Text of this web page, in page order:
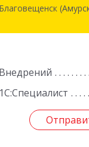
Благовещенск
Внедрений
1С:Специалист
675000,